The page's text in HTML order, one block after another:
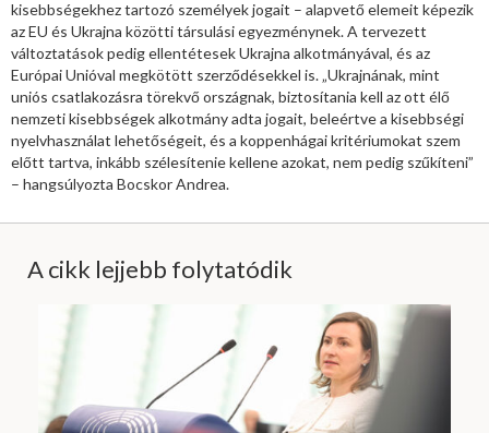
kisebbségekhez tartozó személyek jogait – alapvető elemeit képezik
az EU és Ukrajna közötti társulási egyezménynek. A tervezett
változtatások pedig ellentétesek Ukrajna alkotmányával, és az
Európai Unióval megkötött szerződésekkel is. „Ukrajnának, mint
uniós csatlakozásra törekvő országnak, biztosítania kell az ott élő
nemzeti kisebbségek alkotmány adta jogait, beleértve a kisebbségi
nyelvhasználat lehetőségeit, és a koppenhágai kritériumokat szem
előtt tartva, inkább szélesítenie kellene azokat, nem pedig szűkíteni”
– hangsúlyozta Bocskor Andrea.
A cikk lejjebb folytatódik